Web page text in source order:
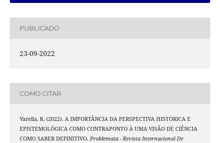
PUBLICADO
23-09-2022
COMO CITAR
Varella, R. (2022). A IMPORTÂNCIA DA PERSPECTIVA HISTÓRICA E
EPISTEMOLÓGICA COMO CONTRAPONTO À UMA VISÃO DE CIÊNCIA
COMO SABER DEFINITIVO. Problemata - Revista Internacional De